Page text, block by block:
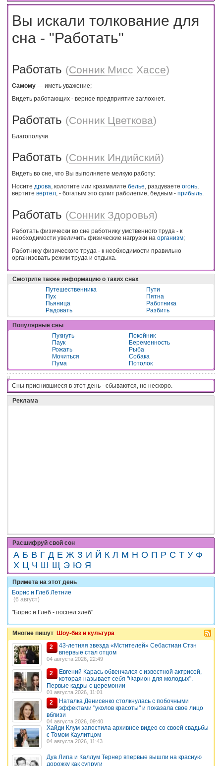
Вы искали толкование для
сна - "Работать"
Работать (Сонник Мисс Хассе)
Самому — иметь уважение;
Видеть работающих - верное предприятие заглохнет.
Работать (Сонник Цветкова)
Благополучи
Работать (Сонник Индийский)
Видеть во сне, что Вы выполняете мелкую работу:
Носите дрова, колотите или крахмалите белье, раздуваете огонь,
вертите вертел, - богатым это сулит раболепие, бедным - прибыль.
Работать (Сонник Здоровья)
Работать физически во сне работнику умственного труда - к
необходимости увеличить физические нагрузки на организм;
Работнику физического труда - к необходимости правильно
организовать режим труда и отдыха.
Смотрите также информацию о таких снах
Путешественника
Пути
Пух
Пятна
Пьяница
Работника
Радовать
Разбить
Популярные сны
Пукнуть
Покойник
Паук
Беременность
Рожать
Рыба
Мочиться
Собака
Пума
Потолок
Сны приснившиеся в этот день - cбывaютcя, нo нecкopo.
Реклама
Расшифруй свой сон
А Б В Г Д Е Ж З И Й К Л М Н О П Р С Т У Ф
Х Ц Ч Ш Щ Э Ю Я
Примета на этот день
Борис и Глеб Летние
(6 август)
"Борис и Глеб - поспел хлеб".
Многие пишут Шоу-биз и культура
2
43-летняя звезда «Мстителей» Себастиан Стэн
впервые стал отцом
04 августа 2026, 22:49
2
Евгений Карась обвенчался с известной актрисой,
которая называет себя "Фарион для молодых".
Первые кадры с церемонии
01 августа 2026, 11:01
2
Наталка Денисенко столкнулась с побочными
эффектами "уколов красоты" и показала свое лицо
вблизи
04 августа 2026, 09:40
Хайди Клум запостила архивное видео со своей свадьбы
с Томом Каулитцом
04 августа 2026, 11:43
Дуа Липа и Каллум Тернер впервые вышли на красную
дорожку как супруги